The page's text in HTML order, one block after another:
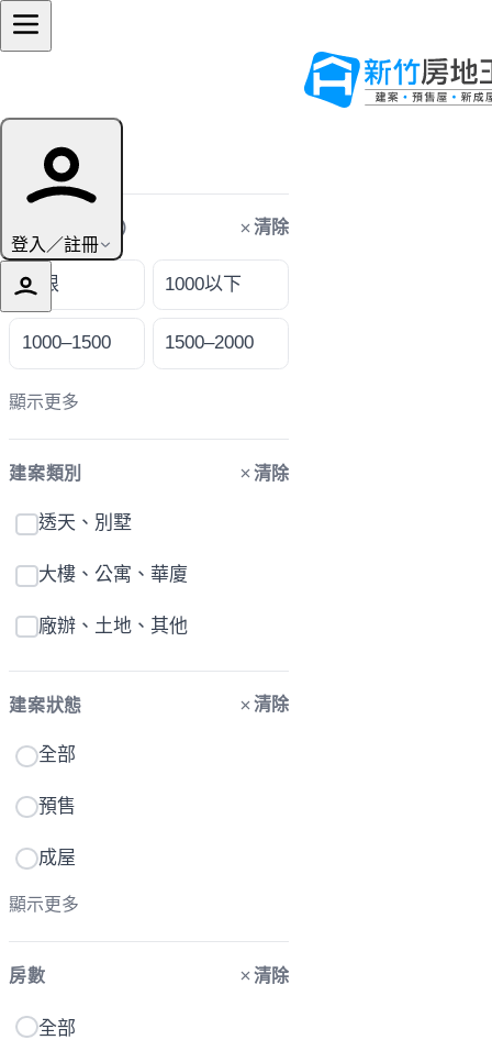
登入／註冊
篩選條件
購屋預算（萬） 清除
不限 1000以下
1000–1500 1500–2000
顯示更多
建案類別 清除
透天、別墅
大樓、公寓、華廈
廠辦、土地、其他
建案狀態 清除
全部
預售
成屋
顯示更多
房數 清除
全部